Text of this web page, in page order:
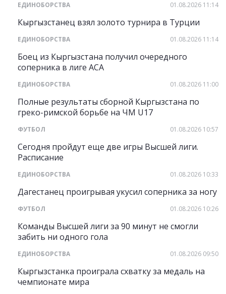
ЕДИНОБОРСТВА 01.08.2026 11:14
Кыргызстанец взял золото турнира в Турции
ЕДИНОБОРСТВА 01.08.2026 11:14
Боец из Кыргызстана получил очередного
соперника в лиге АСА
ЕДИНОБОРСТВА 01.08.2026 11:00
Полные результаты сборной Кыргызстана по
греко-римской борьбе на ЧМ U17
ФУТБОЛ 01.08.2026 10:57
Сегодня пройдут еще две игры Высшей лиги.
Расписание
ЕДИНОБОРСТВА 01.08.2026 10:33
Дагестанец проигрывая укусил соперника за ногу
ФУТБОЛ 01.08.2026 10:26
Команды Высшей лиги за 90 минут не смогли
забить ни одного гола
ЕДИНОБОРСТВА 01.08.2026 09:50
Кыргызстанка проиграла схватку за медаль на
чемпионате мира